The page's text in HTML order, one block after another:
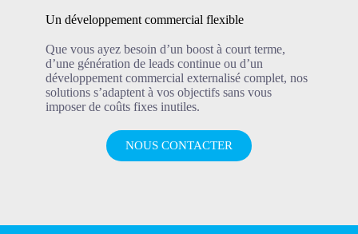
Un développement commercial flexible
Que vous ayez besoin d’un boost à court terme,
d’une génération de leads continue ou d’un
développement commercial externalisé complet, nos
solutions s’adaptent à vos objectifs sans vous
imposer de coûts fixes inutiles.
NOUS CONTACTER